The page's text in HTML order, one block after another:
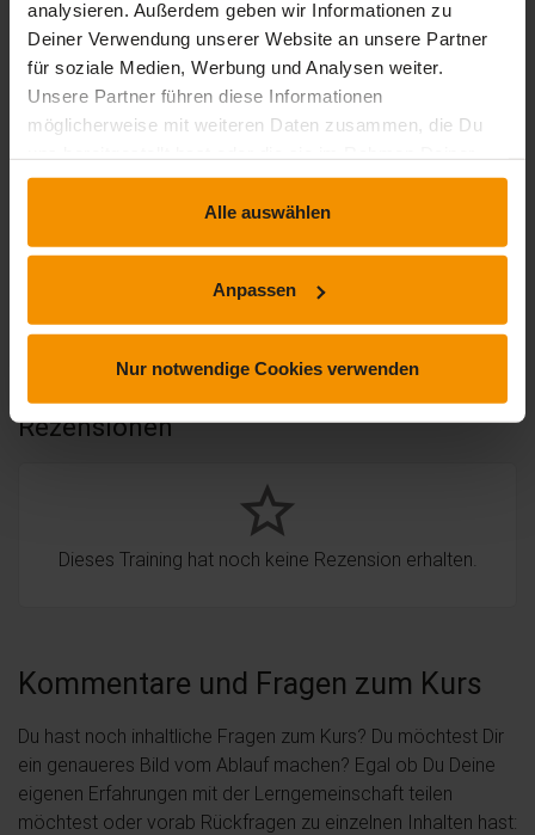
analysieren. Außerdem geben wir Informationen zu
Deiner Verwendung unserer Website an unsere Partner
für soziale Medien, Werbung und Analysen weiter.
Unsere Partner führen diese Informationen
möglicherweise mit weiteren Daten zusammen, die Du
Nutzung der Dienste gesammelt haben.
Alle auswählen
Anpassen
Nur notwendige Cookies verwenden
1 Bewertung
5stars: 1
Bewertungen
4stars: 0
Bewertungen
Bewertungen
Rezensionen
star_border
Dieses Training hat noch keine Rezension erhalten.
Kommentare und Fragen zum Kurs
Du hast noch inhaltliche Fragen zum Kurs? Du möchtest Dir
ein genaueres Bild vom Ablauf machen? Egal ob Du Deine
eigenen Erfahrungen mit der Lerngemeinschaft teilen
möchtest oder vorab Rückfragen zu einzelnen Inhalten hast: